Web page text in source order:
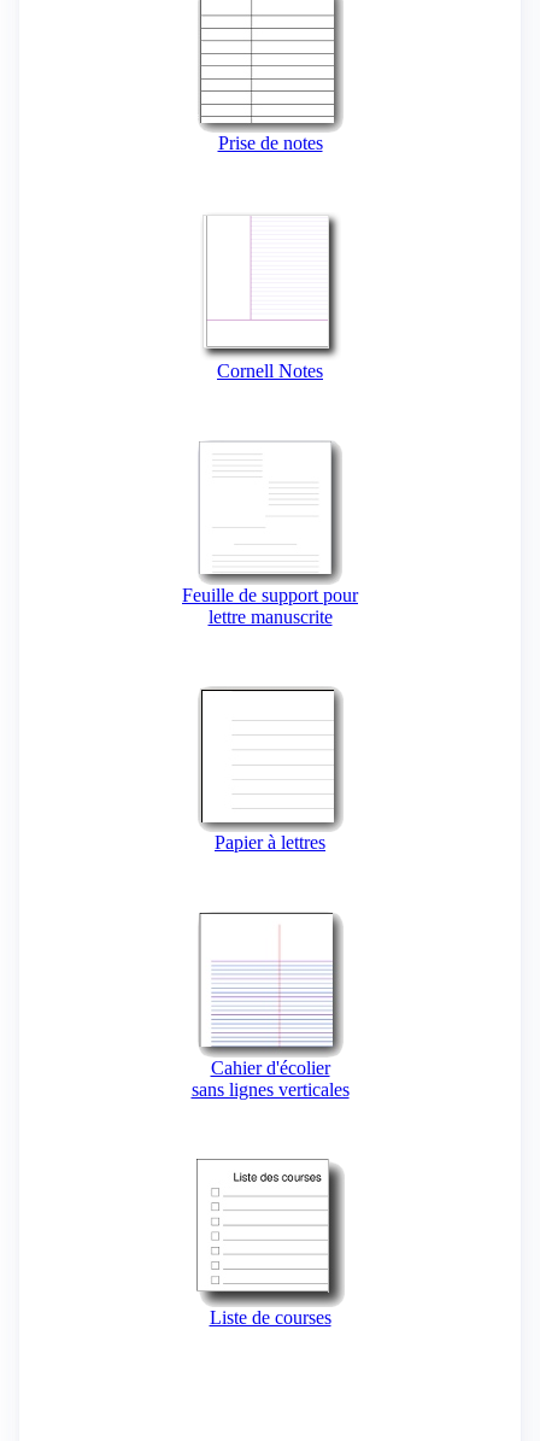
Prise de notes
Cornell Notes
Feuille de support pour
lettre manuscrite
Papier à lettres
Cahier d'écolier
sans lignes verticales
Liste de courses